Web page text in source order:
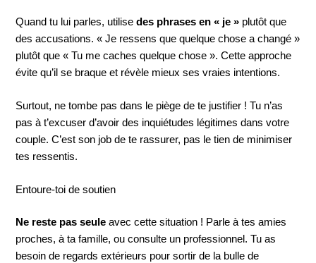
Quand tu lui parles, utilisedes phrases en « je » plutôt que
des accusations. « Je ressens que quelque chose a changé »
plutôt que « Tu me caches quelque chose ». Cette approche
évite qu’il se braque et révèle mieux ses vraies intentions.
Surtout, ne tombe pas dans le piège de te justifier ! Tu n’as
pas à t’excuser d’avoir des inquiétudes légitimes dans votre
couple. C’est son job de te rassurer, pas le tien de minimiser
tes ressentis.
Entoure-toi de soutien
Ne reste pas seule avec cette situation ! Parle à tes amies
proches, à ta famille, ou consulte un professionnel. Tu as
besoin de regards extérieurs pour sortir de la bulle de